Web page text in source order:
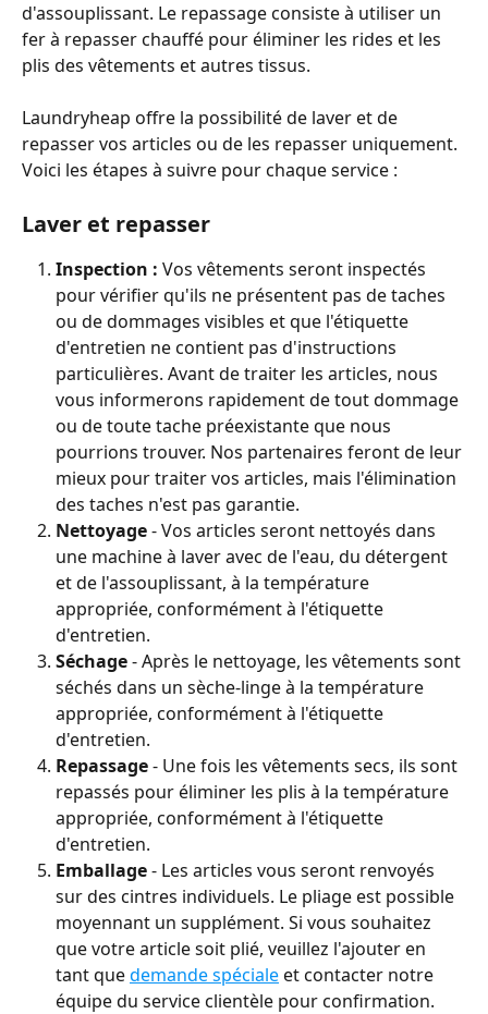
d'assouplissant. Le repassage consiste à utiliser un
fer à repasser chauffé pour éliminer les rides et les
plis des vêtements et autres tissus.
Laundryheap offre la possibilité de laver et de
repasser vos articles ou de les repasser uniquement.
Voici les étapes à suivre pour chaque service :
Laver et repasser
Inspection : Vos vêtements seront inspectés
pour vérifier qu'ils ne présentent pas de taches
ou de dommages visibles et que l'étiquette
d'entretien ne contient pas d'instructions
particulières. Avant de traiter les articles, nous
vous informerons rapidement de tout dommage
ou de toute tache préexistante que nous
pourrions trouver. Nos partenaires feront de leur
mieux pour traiter vos articles, mais l'élimination
des taches n'est pas garantie.
Nettoyage - Vos articles seront nettoyés dans
une machine à laver avec de l'eau, du détergent
et de l'assouplissant, à la température
appropriée, conformément à l'étiquette
d'entretien.
Séchage - Après le nettoyage, les vêtements sont
séchés dans un sèche-linge à la température
appropriée, conformément à l'étiquette
d'entretien.
Repassage - Une fois les vêtements secs, ils sont
repassés pour éliminer les plis à la température
appropriée, conformément à l'étiquette
d'entretien.
Emballage - Les articles vous seront renvoyés
sur des cintres individuels. Le pliage est possible
moyennant un supplément. Si vous souhaitez
que votre article soit plié, veuillez l'ajouter en
tant que demande spéciale et contacter notre
équipe du service clientèle pour confirmation.